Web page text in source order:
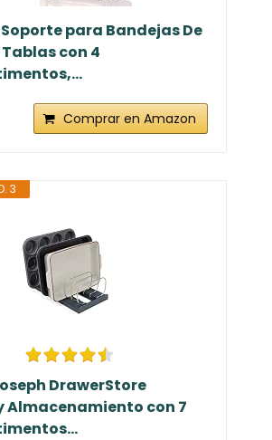
para Bandejas De
con 4
Comprar en Amazon
3
DrawerStore
Almacenamiento con 7